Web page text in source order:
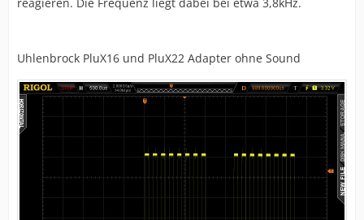
Uhlenbrock PluX16 und PluX22 Adapter ohne Sound